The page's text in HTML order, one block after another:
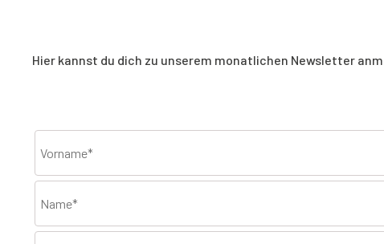
Hier kannst du dich zu unserem monatlichen Newsletter